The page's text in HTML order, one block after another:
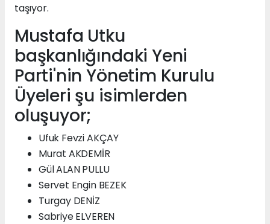
taşıyor.
Mustafa Utku
başkanlığındaki Yeni
Parti'nin Yönetim Kurulu
Üyeleri şu isimlerden
oluşuyor;
Ufuk Fevzi AKÇAY
Murat AKDEMİR
Gül ALAN PULLU
Servet Engin BEZEK
Turgay DENİZ
Sabriye ELVEREN